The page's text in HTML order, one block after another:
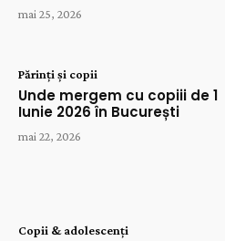
mai 25, 2026
Părinți și copii
Unde mergem cu copiii de 1
Iunie 2026 în București
mai 22, 2026
Copii & adolescenți